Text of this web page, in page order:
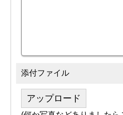
添付ファイル
アップロード